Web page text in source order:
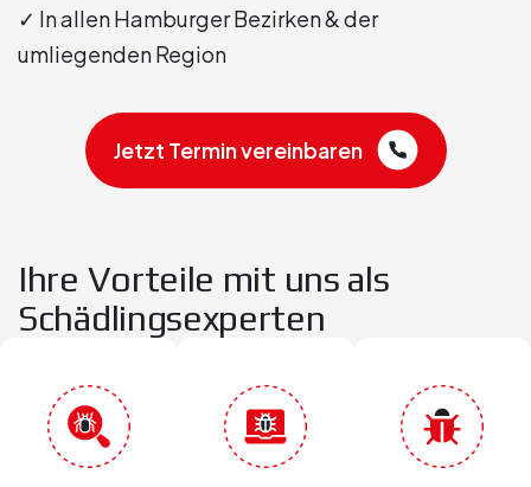
✓ In allen Hamburger Bezirken & der
umliegenden Region
Jetzt Termin vereinbaren
Ihre Vorteile mit uns als
Schädlingsexperten